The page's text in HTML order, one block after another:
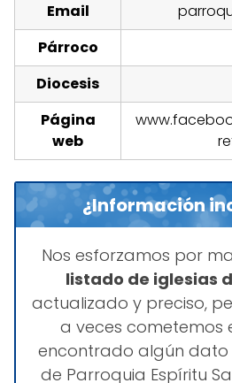
Email
Párroco
Diocesis
Página
web
¿Información
Nos esforzamos por
listado de iglesias
actualizado y preciso,
a veces cometemos
encontrado algún
de Parroquia Espíritu